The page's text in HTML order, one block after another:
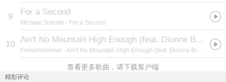
9 For a Second
Michael Schulte - For a Second
10 Ain't No Mountain High Enough (feat. Dionne Bromfiel) [Radio Edit]
Freischwimmer - Ain't No Mountain High Enough (feat. Dionne Bromfiel) [Remixes]
查看更多歌曲，请下载客户端
精彩评论